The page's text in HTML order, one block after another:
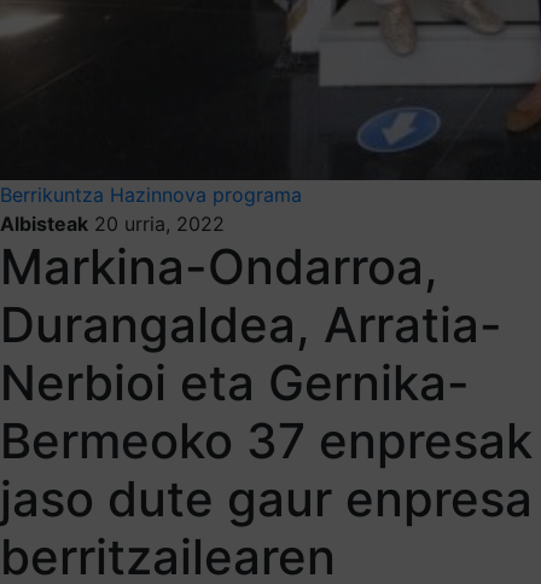
Berrikuntza Hazinnova programa
Albisteak 20 urria, 2022
Markina-Ondarroa,
Durangaldea, Arratia-
Nerbioi eta Gernika-
Bermeoko 37 enpresak
jaso dute gaur enpresa
berritzailearen